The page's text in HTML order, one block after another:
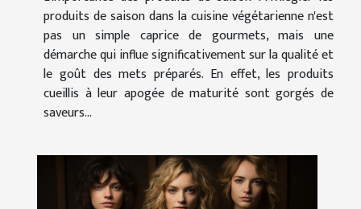
produits de saison dans la cuisine végétarienne n'est
pas un simple caprice de gourmets, mais une
démarche qui influe significativement sur la qualité et
le goût des mets préparés. En effet, les produits
cueillis à leur apogée de maturité sont gorgés de
saveurs...